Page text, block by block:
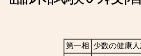
第一相 少数の健康